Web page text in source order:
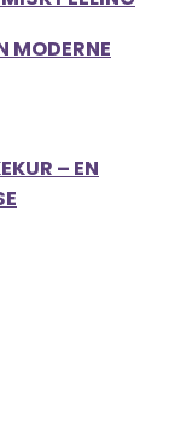
MODERNE
– EN